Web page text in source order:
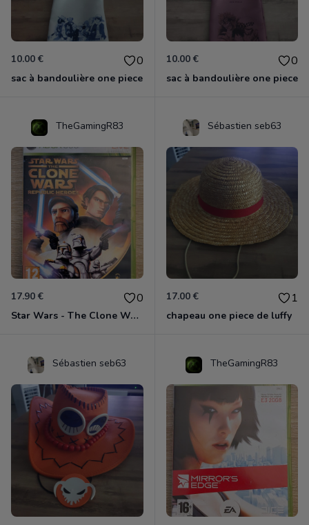
10.00 € 0
sac à bandoulière one piece
10.00 € 0
sac à bandoulière one piece
TheGamingR83
17.90 € 0
Star Wars - The Clone Wars - Les Héros De La République Xbox 360
Sébastien seb63
17.00 € 1
chapeau one piece de luffy
Sébastien seb63 TheGamingR83